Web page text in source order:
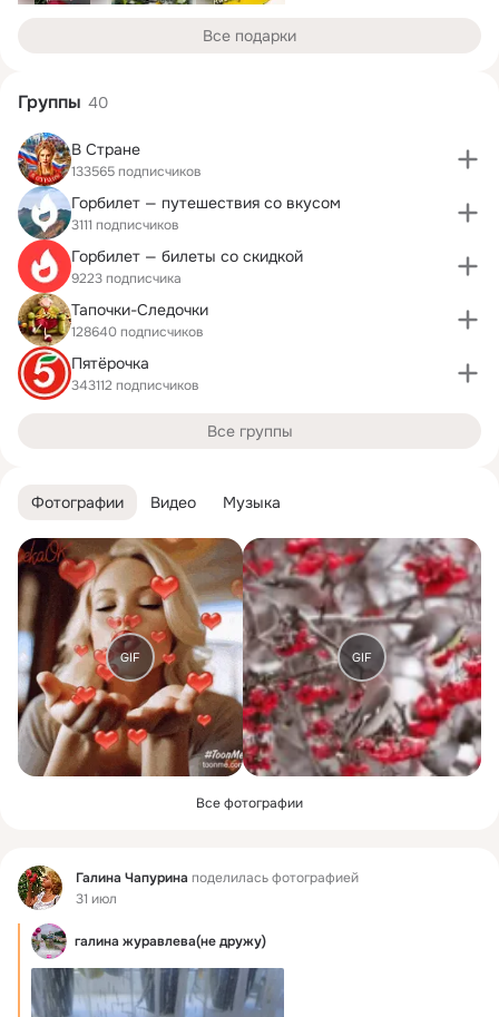
Фотографии Видео Музыка
GIF GIF
Все фотографии
Фид Галина Чапурина поделилась фотографией
31 июл
галина журавлева(не дружу)
Все подарки
Группы 40
В Стране
133565 подписчиков
Горбилет — путешествия со вкусом
3111 подписчиков
Горбилет — билеты со скидкой
9223 подписчика
Тапочки-Следочки
128640 подписчиков
Пятёрочка
343112 подписчиков
Все группы